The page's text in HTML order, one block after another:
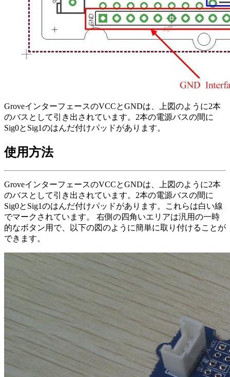
GroveインターフェースのVCCとGNDは、上図のように2本
のバスとして引き出されています。2本の電源バスの間に
Sig0とSig1のはんだ付けパッドがあります。
使用方法
GroveインターフェースのVCCとGNDは、上図のように2本
のバスとして引き出されています。2本の電源バスの間に
Sig0とSig1のはんだ付けパッドがあります。これらは白い線
でマークされています。 右側の四角いエリアは汎用の一時
的なボタン用で、以下の図のように簡単に取り付けることが
できます。